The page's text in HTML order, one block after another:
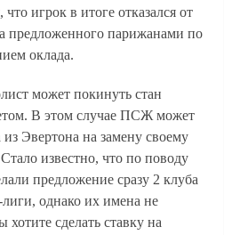
игрок в итоге отказался от
предложенного парижанами по
оклада.
может покинуть стан
В этом случае ПСЖ может
Эвертона на замену своему
известно, что по поводу
предложение сразу 2 клуба
однако их имена не
сделать ставку на